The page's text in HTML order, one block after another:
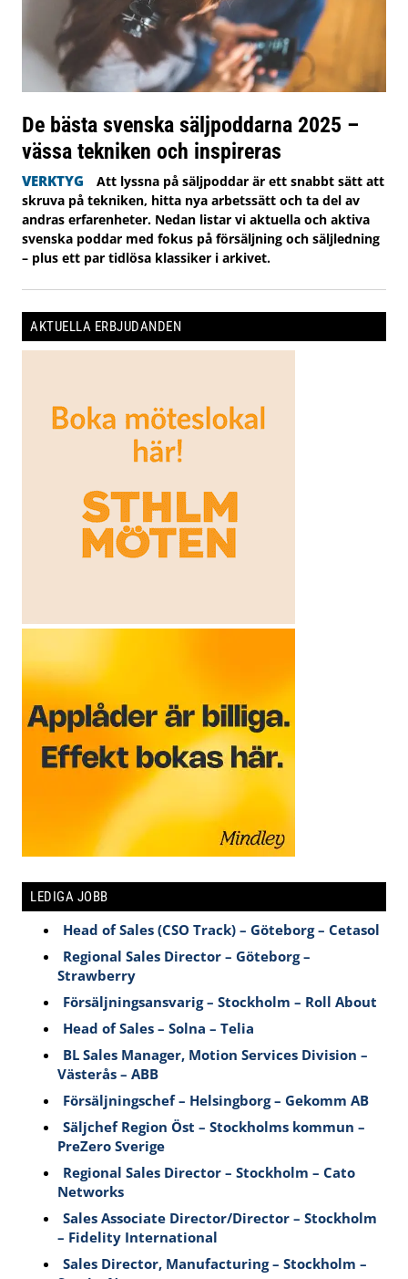
De bästa svenska säljpoddarna 2025 –
vässa tekniken och inspireras
VERKTYG
Att lyssna på säljpoddar är ett snabbt sätt att
skruva på tekniken, hitta nya arbetssätt och ta del av
andras erfarenheter. Nedan listar vi aktuella och aktiva
svenska poddar med fokus på försäljning och säljledning
– plus ett par tidlösa klassiker i arkivet.
AKTUELLA ERBJUDANDEN
LEDIGA JOBB
Head of Sales (CSO Track) – Göteborg – Cetasol
Regional Sales Director – Göteborg –
Strawberry
Försäljningsansvarig – Stockholm – Roll About
Head of Sales – Solna – Telia
BL Sales Manager, Motion Services Division –
Västerås – ABB
Försäljningschef – Helsingborg – Gekomm AB
Säljchef Region Öst – Stockholms kommun –
PreZero Sverige
Regional Sales Director – Stockholm – Cato
Networks
Sales Associate Director/Director – Stockholm
– Fidelity International
Sales Director, Manufacturing – Stockholm –